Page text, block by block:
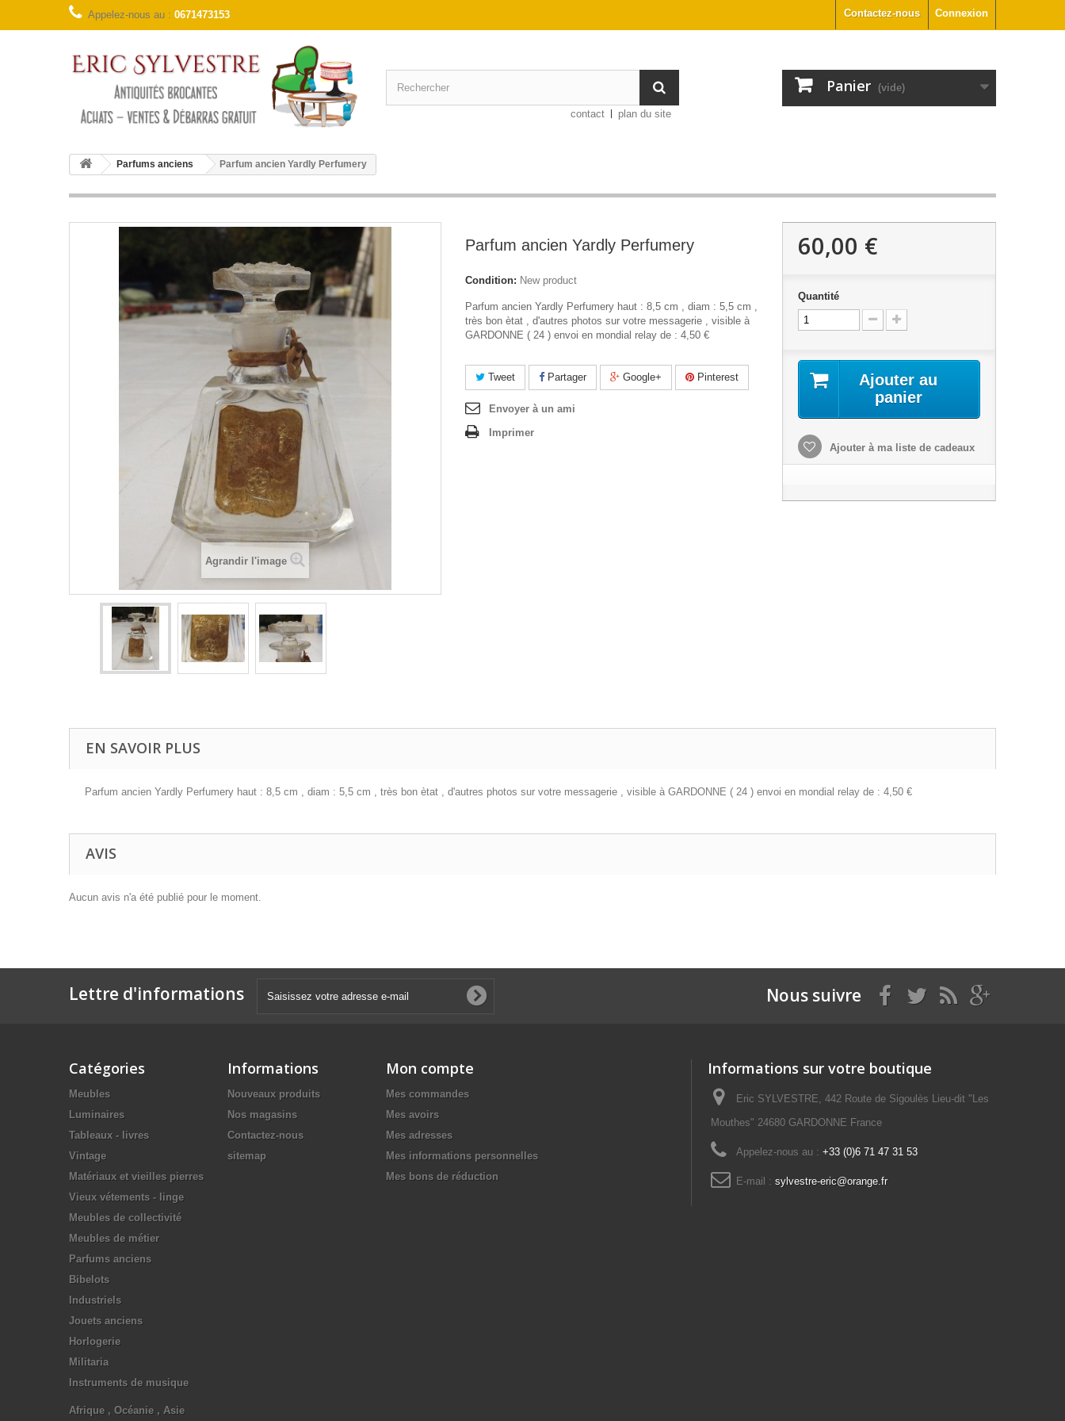
Connexion
Contactez-nous
Appelez-nous au : 0671473153
Panier (vide)
contact plan du site
Parfums anciens Parfum ancien Yardly Perfumery
Agrandir l'image
Parfum ancien Yardly Perfumery
Condition: New product
Parfum ancien Yardly Perfumery haut : 8,5 cm , diam : 5,5 cm ,
très bon ètat , d'autres photos sur votre messagerie , visible à
GARDONNE ( 24 ) envoi en mondial relay de : 4,50 €
Tweet Partager Google+ Pinterest
Envoyer à un ami
Imprimer
60,00 €
Quantité
Ajouter au
panier
Ajouter à ma liste de cadeaux
EN SAVOIR PLUS
Parfum ancien Yardly Perfumery haut : 8,5 cm , diam : 5,5 cm , très bon ètat , d'autres photos sur votre messagerie , visible à GARDONNE ( 24 ) envoi en mondial relay de : 4,50 €
AVIS
Aucun avis n'a été publié pour le moment.
Lettre d'informations Nous suivre
Catégories
Meubles
Luminaires
Tableaux - livres
Vintage
Matériaux et vieilles pierres
Vieux vétements - linge
Meubles de collectivité
Meubles de métier
Parfums anciens
Bibelots
Industriels
Jouets anciens
Horlogerie
Militaria
Instruments de musique
Afrique , Océanie , Asie
Informations
Nouveaux produits
Nos magasins
Contactez-nous
sitemap
Mon compte
Mes commandes
Mes avoirs
Mes adresses
Mes informations personnelles
Mes bons de réduction
Informations sur votre boutique
Eric SYLVESTRE, 442 Route de Sigoulès Lieu-dit "Les
Mouthes" 24680 GARDONNE France
Appelez-nous au : +33 (0)6 71 47 31 53
E-mail : sylvestre-eric@orange.fr